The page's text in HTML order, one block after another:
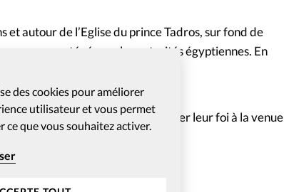
des cookies pour améliorer
utilisateur et vous permet
ce que vous souhaitez activer.
autour de l’Eglise du prince Tadros, sur fond de
assez protégés par les autorités égyptiennes. En
28 victimes.
du pays : ils font remonter leur foi à la venue